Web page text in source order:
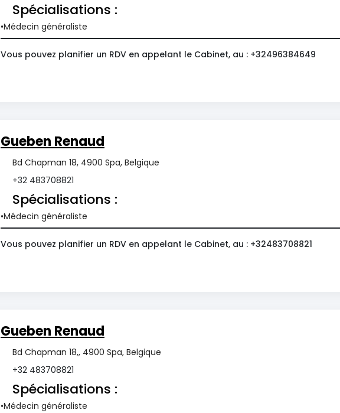
Spécialisations :
Médecin généraliste
Vous pouvez planifier un RDV en appelant le Cabinet, au : +32496384649
Gueben Renaud
Bd Chapman 18, 4900 Spa, Belgique
+32 483708821
Spécialisations :
Médecin généraliste
Vous pouvez planifier un RDV en appelant le Cabinet, au : +32483708821
Gueben Renaud
Bd Chapman 18,, 4900 Spa, Belgique
+32 483708821
Spécialisations :
Médecin généraliste